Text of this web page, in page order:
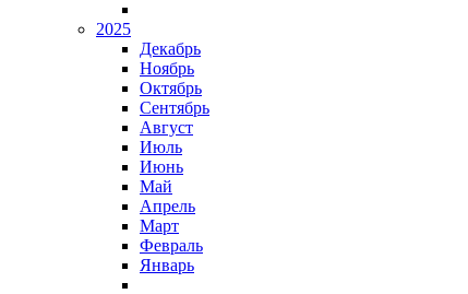
2025
Декабрь
Ноябрь
Октябрь
Сентябрь
Август
Июль
Июнь
Май
Апрель
Март
Февраль
Январь